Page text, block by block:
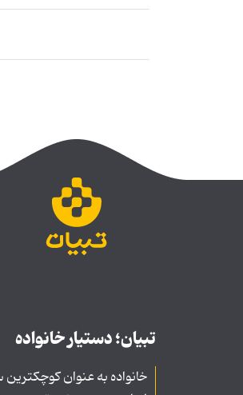
تبیان؛ دستیار خانواده
خانواده به عنوان